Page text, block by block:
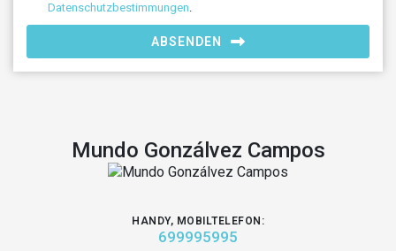
Datenschutzbestimmungen.
ABSENDEN
Mundo Gonzálvez Campos
HANDY, MOBILTELEFON:
699995995